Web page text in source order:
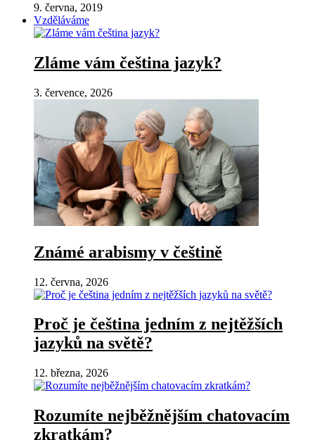
9. června, 2019
Vzděláváme
Zláme vám čeština jazyk?
3. července, 2026
Známé arabismy v češtině
12. června, 2026
Proč je čeština jedním z nejtěžších
jazyků na světě?
12. března, 2026
Rozumíte nejběžnějším chatovacím
zkratkám?